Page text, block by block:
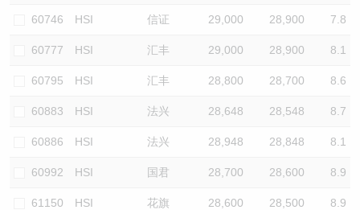
60746 HSI 信证 29,000 28,900 7.8
60777 HSI 汇丰 29,000 28,900 8.1
60795 HSI 汇丰 28,800 28,700 8.6
60883 HSI 法兴 28,648 28,548 8.7
60886 HSI 法兴 28,948 28,848 8.1
60992 HSI 国君 28,700 28,600 8.9
61150 HSI 花旗 28,600 28,500 8.9